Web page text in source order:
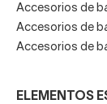
Accesorios de
Accesorios de
Accesorios de
ELEMENTOS